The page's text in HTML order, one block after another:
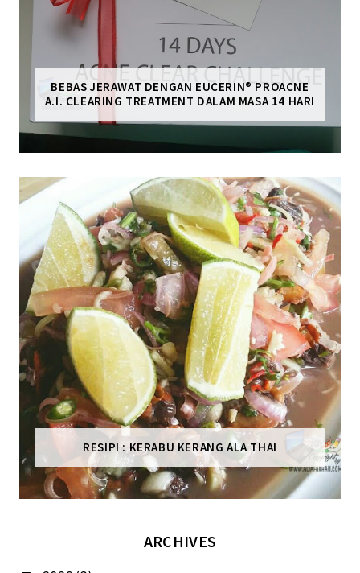
BEBAS JERAWAT DENGAN EUCERIN® PROACNE
A.I. CLEARING TREATMENT DALAM MASA 14 HARI
RESIPI : KERABU KERANG ALA THAI
ARCHIVES